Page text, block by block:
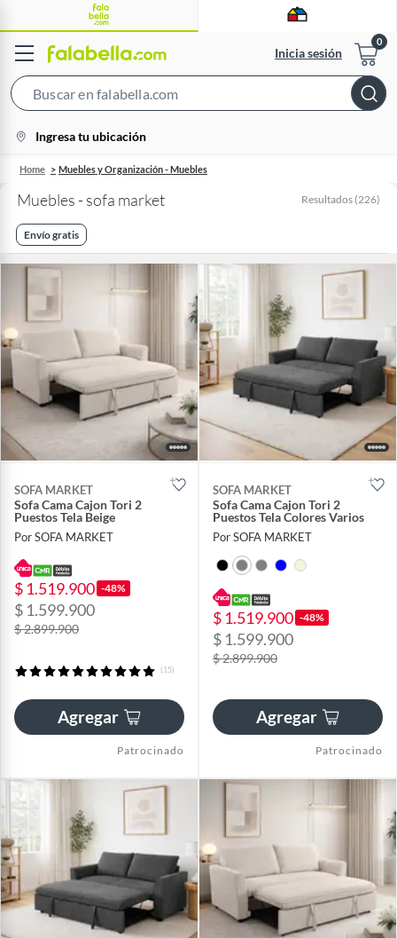
Inicia sesión
Bar
location-
icon
Ingresa tu ubicación
Home Muebles y Organización - Muebles
Muebles - sofa market Resultados (226)
Envío gratis
SOFA MARKET
Sofa Cama Cajon Tori 2
Puestos Tela Beige
Por SOFA MARKET
$ 1.519.900 -48%
$ 1.599.900
$ 2.899.900
(15)
Agregar
Patrocinado
SOFA MARKET
Sofa Cama Cajon Tori 2
Puestos Tela Colores Varios
Por SOFA MARKET
$ 1.519.900 -48%
$ 1.599.900
$ 2.899.900
Agregar
Patrocinado